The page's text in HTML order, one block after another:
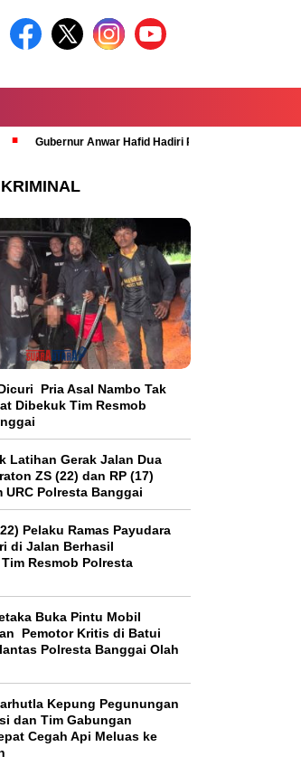
Gubernur Anwar Hafid Hadiri Rapat Paripurna
Pria Asal Nambo Tak
Dibekuk Tim Resmob
Latihan Gerak Jalan Dua
ZS (22) dan RP (17)
URC Polresta Banggai
Pelaku Ramas Payudara
di Jalan Berhasil
Resmob Polresta
Buka Pintu Mobil
Pemotor Kritis di Batui
Polresta Banggai Olah
Kepung Pegunungan
dan Tim Gabungan
Cegah Api Meluas ke